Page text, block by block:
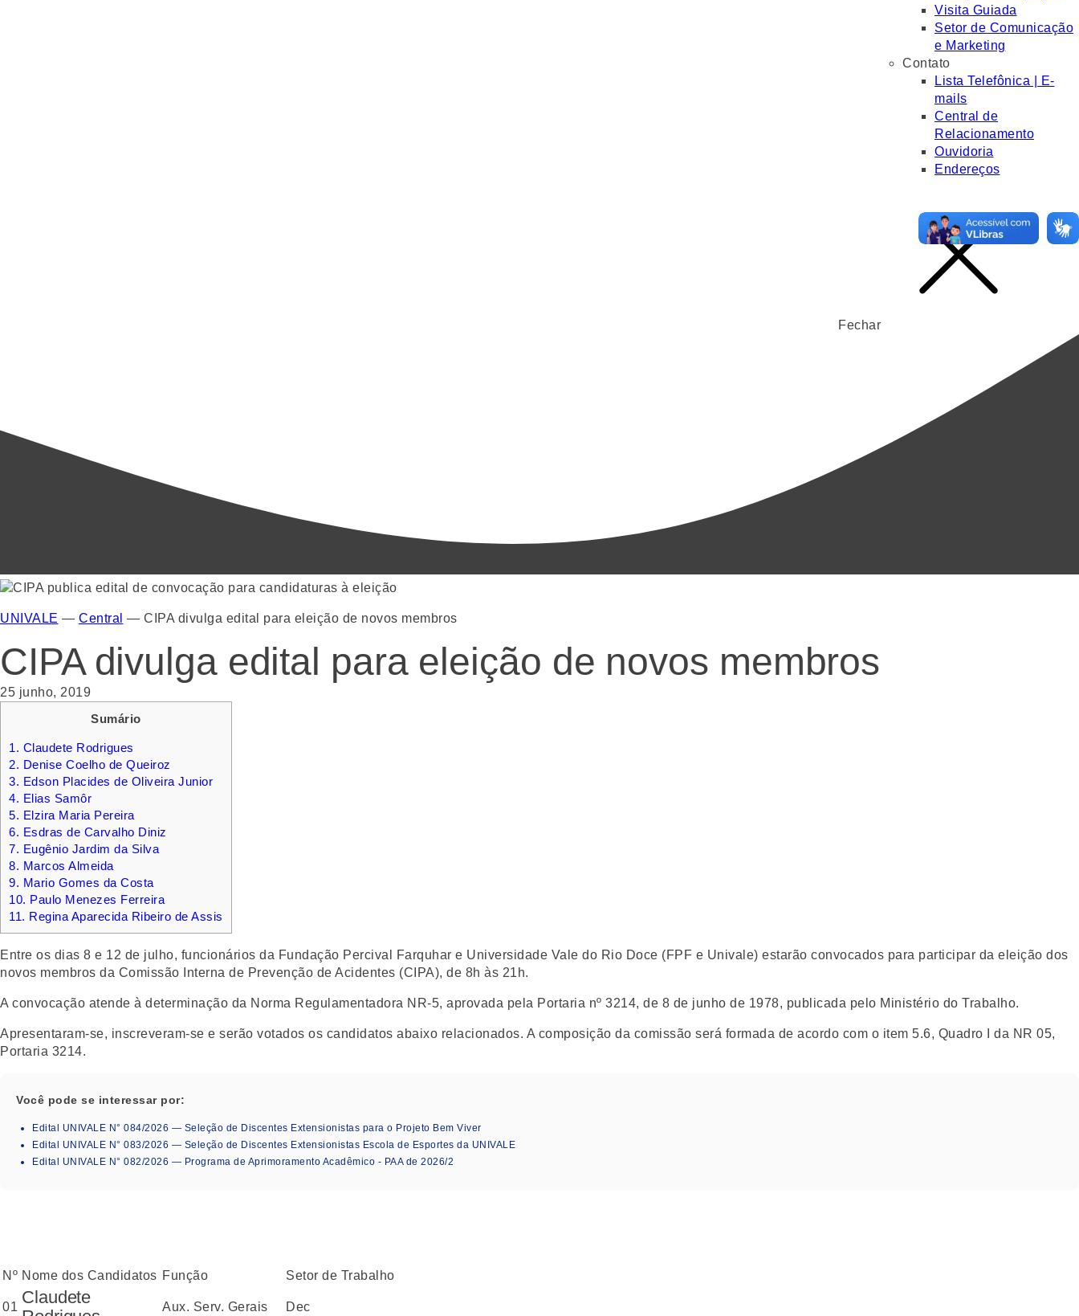
Visita Guiada
Setor de Comunicação
e Marketing
Contato
Lista Telefônica | E-
mails
Central de
Relacionamento
Ouvidoria
Endereços
Fechar
UNIVALE — Central — CIPA divulga edital para eleição de novos membros
CIPA divulga edital para eleição de novos membros
25 junho, 2019
Sumário
1. Claudete Rodrigues
2. Denise Coelho de Queiroz
3. Edson Placides de Oliveira Junior
4. Elias Samôr
5. Elzira Maria Pereira
6. Esdras de Carvalho Diniz
7. Eugênio Jardim da Silva
8. Marcos Almeida
9. Mario Gomes da Costa
10. Paulo Menezes Ferreira
11. Regina Aparecida Ribeiro de Assis
Entre os dias 8 e 12 de julho, funcionários da Fundação Percival Farquhar e Universidade Vale do Rio Doce (FPF e Univale) estarão convocados para participar da eleição dos
novos membros da Comissão Interna de Prevenção de Acidentes (CIPA), de 8h às 21h.
A convocação atende à determinação da Norma Regulamentadora NR-5, aprovada pela Portaria nº 3214, de 8 de junho de 1978, publicada pelo Ministério do Trabalho.
Apresentaram-se, inscreveram-se e serão votados os candidatos abaixo relacionados. A composição da comissão será formada de acordo com o item 5.6, Quadro I da NR 05,
Portaria 3214.
Você pode se interessar por:
Edital UNIVALE N° 084/2026 — Seleção de Discentes Extensionistas para o Projeto Bem Viver
Edital UNIVALE N° 083/2026 — Seleção de Discentes Extensionistas Escola de Esportes da UNIVALE
Edital UNIVALE N° 082/2026 — Programa de Aprimoramento Acadêmico - PAA de 2026/2
Nº Nome dos Candidatos Função Setor de Trabalho
01 Claudete
Aux. Serv. Gerais Dec